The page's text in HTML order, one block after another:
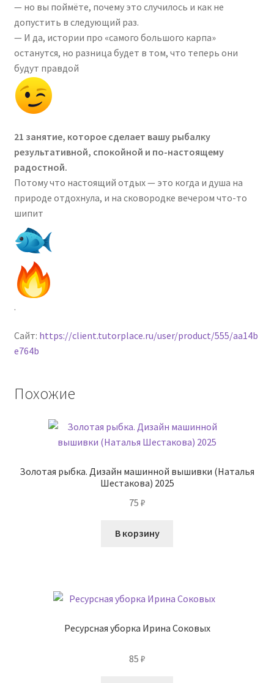
— но вы поймёте, почему это случилось и как не
допустить в следующий раз.
— И да, истории про «самого большого карпа»
останутся, но разница будет в том, что теперь они
будут правдой
21 занятие, которое сделает вашу рыбалку
результативной, спокойной и по-настоящему
радостной.
Потому что настоящий отдых — это когда и душа на
природе отдохнула, и на сковородке вечером что-то
шипит
.
Сайт: https://client.tutorplace.ru/user/product/555/aa14b
e764b
Похожие
Золотая рыбка. Дизайн машинной вышивки (Наталья
Шестакова) 2025
75 ₽
В корзину
Ресурсная уборка Ирина Соковых
85 ₽